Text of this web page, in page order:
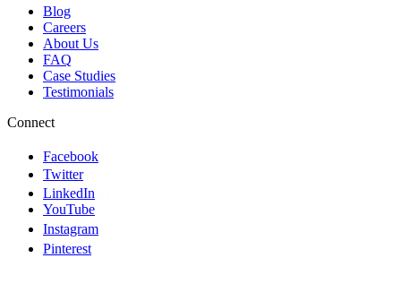
Blog
Careers
About Us
FAQ
Case Studies
Testimonials
Connect
Facebook
Twitter
LinkedIn
YouTube
Instagram
Pinterest